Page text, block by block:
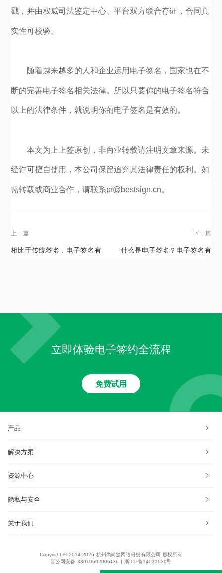
戳，并由权威司法鉴定中心、平台双方联合存证，合同真
实性可校验。
随着越来越多的人和企业运用电子签名，国家也在不
断的完善电子签名相关法律。所以只要你的电子签名符合
以上的法律条件，就说明你的电子签名是有效的。
本文为上上签原创，非商业转载请注明文章来源。未
经许可擅自使用，本公司保留追究其法律责任的权利。如
需转载或商业合作，请联系pr@bestsign.cn。
上一篇
相比于传统签名，电子签名有
下一篇
什么是电子签名？电子签名有
立即体验电子签约全流程
免费试用
产品
解决方案
资源中心
隐私与安全
关于我们
Copyright © 2014-2026 杭州尚尚签网络科技有限公司 版权所有
浙公网安备 33010602006436 | 浙ICP备14031930号